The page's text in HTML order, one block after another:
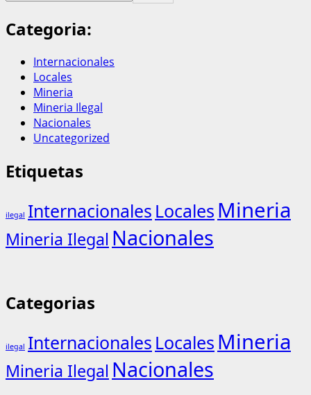
Categoria:
Internacionales
Locales
Mineria
Mineria Ilegal
Nacionales
Uncategorized
Etiquetas
ilegal Internacionales Locales Mineria
Mineria Ilegal Nacionales
Categorias
ilegal Internacionales Locales Mineria
Mineria Ilegal Nacionales